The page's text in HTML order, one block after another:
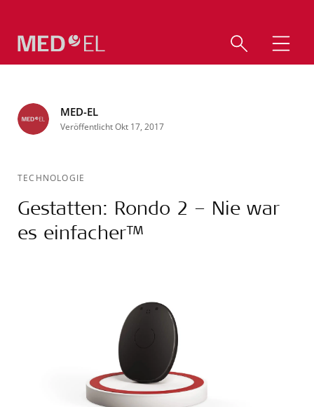
MED-EL
Veröffentlicht Okt 17, 2017
TECHNOLOGIE
Gestatten: Rondo 2 – Nie war
es einfacher™